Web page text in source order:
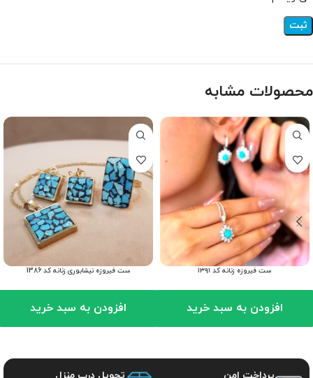
محصولات مشابه
ست فیروزه زنانه کد ۱۳۹۱
افزودن به سبد خرید
ست فیروزه نیشابوری زنانه کد 1386
افزودن به سبد خرید
پرداخت امن تحویل درب منزل